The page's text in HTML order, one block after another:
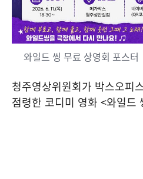
와일드 씽 무료 상영회 포스터
청주영상위원회가 박스오피
점령한 코디미 영화 <와일드